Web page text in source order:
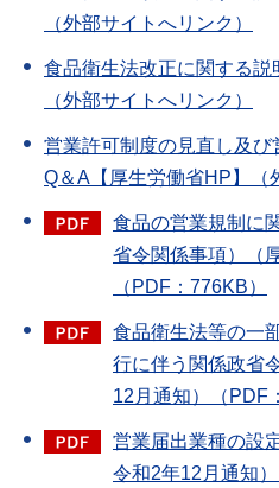
（外部サイトへリンク）
食品衛生法改正に関する説
（外部サイトへリンク）
営業許可制度の見直し及
Q＆A【厚生労働省HP】（
食品の営業規制に
省令関係事項）（
（PDF：776KB）
食品衛生法等の一
行に伴う関係政省
12月通知）（PDF
営業届出業種の設
令和2年12月通知